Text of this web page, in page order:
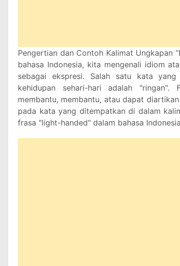
Pengertian dan Contoh Kalimat Ungkapan
bahasa Indonesia, kita mengenali idiom
sebagai ekspresi. Salah satu kata
kehidupan sehari-hari adalah "ringan".
membantu, membantu, atau dapat
pada kata yang ditempatkan di dalam
frasa "light-handed" dalam bahasa